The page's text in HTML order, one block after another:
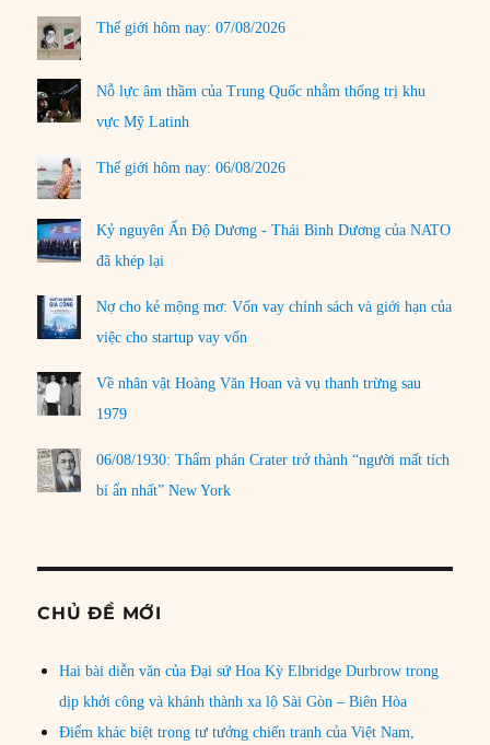
Thế giới hôm nay: 07/08/2026
Nỗ lực âm thầm của Trung Quốc nhằm thống trị khu
vực Mỹ Latinh
Thế giới hôm nay: 06/08/2026
Kỷ nguyên Ấn Độ Dương - Thái Bình Dương của NATO
đã khép lại
Nợ cho kẻ mộng mơ: Vốn vay chính sách và giới hạn của
việc cho startup vay vốn
Về nhân vật Hoàng Văn Hoan và vụ thanh trừng sau
1979
06/08/1930: Thẩm phán Crater trở thành “người mất tích
bí ẩn nhất” New York
CHỦ ĐỀ MỚI
Hai bài diễn văn của Đại sứ Hoa Kỳ Elbridge Durbrow trong
dịp khởi công và khánh thành xa lộ Sài Gòn – Biên Hòa
Điểm khác biệt trong tư tưởng chiến tranh của Việt Nam,